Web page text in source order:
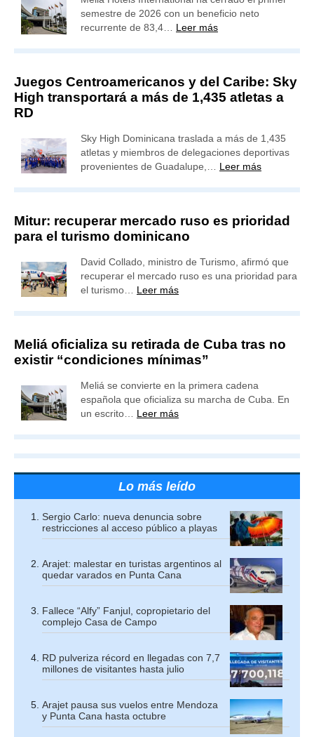
semestre de 2026 con un beneficio neto
recurrente de 83,4… Leer más
Juegos Centroamericanos y del Caribe: Sky
High transportará a más de 1,435 atletas a
RD
Sky High Dominicana traslada a más de 1,435
atletas y miembros de delegaciones deportivas
provenientes de Guadalupe,… Leer más
Mitur: recuperar mercado ruso es prioridad
para el turismo dominicano
David Collado, ministro de Turismo, afirmó que
recuperar el mercado ruso es una prioridad para
el turismo… Leer más
Meliá oficializa su retirada de Cuba tras no
existir “condiciones mínimas”
Meliá se convierte en la primera cadena
española que oficializa su marcha de Cuba. En
un escrito… Leer más
Lo más leído
Sergio Carlo: nueva denuncia sobre
restricciones al acceso público a playas
Arajet: malestar en turistas argentinos al
quedar varados en Punta Cana
Fallece “Alfy” Fanjul, copropietario del
complejo Casa de Campo
RD pulveriza récord en llegadas con 7,7
millones de visitantes hasta julio
Arajet pausa sus vuelos entre Mendoza
y Punta Cana hasta octubre